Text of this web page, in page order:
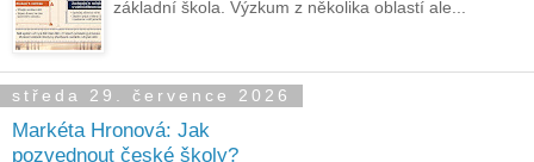
základní škola. Výzkum z několika oblastí ale...
středa 29. července 2026
Markéta Hronová: Jak
pozvednout české školy?